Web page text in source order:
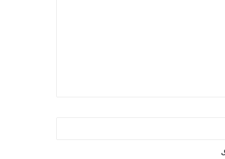
هزار خشت در یکی از کوره‌های ولسوالی